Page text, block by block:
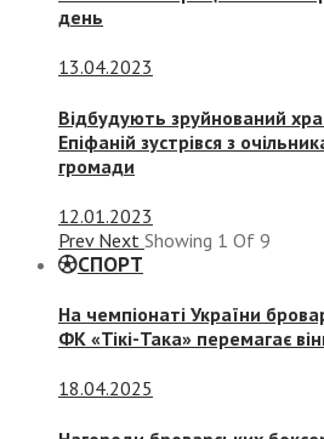
день
13.04.2023
Відбудують зруйнований
Епіфаній зустрівся з
громади
12.01.2023
Prev Next Showing 1 Of 9
СПОРТ
На чемпіонаті України
ФК «Тікі-Така» перемагає
18.04.2025